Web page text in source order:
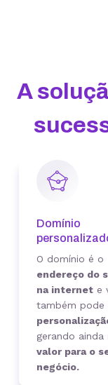
A
Domínio
O domínio é o
endereço do
na internet e
também pode
gerando ainda
valor para o
negócio.